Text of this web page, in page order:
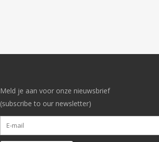
Meld je aan voor onze nieuwsbrief
(subscribe to our newsletter)